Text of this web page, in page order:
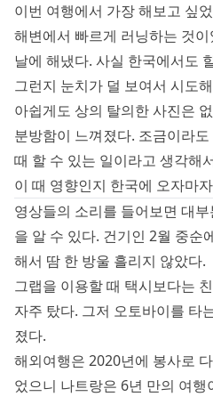
이번 여행에서 가장 해보고 싶
해변에서 빠르게 러닝하는 것
날에 해냈다. 사실 한국에서도
그런지 눈치가 덜 보여서 시도
아쉽게도 상의 탈의한 사진은
분방함이 느껴졌다. 조금이라
때 할 수 있는 일이라고 생각해
이 때 영향인지 한국에 오자마
영상들의 소리를 들어보면 대
을 알 수 있다. 건기인 2월 중순
해서 땀 한 방울 흘리지 않았다.
그랩을 이용할 때 택시보다는
자주 탔다. 그저 오토바이를 타
졌다.
해외여행은 2020년에 봉사로
었으니 나트랑은 6년 만의 여